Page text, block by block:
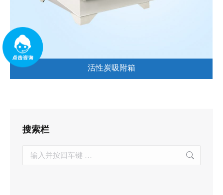
活性炭吸附箱
搜索栏
Search: